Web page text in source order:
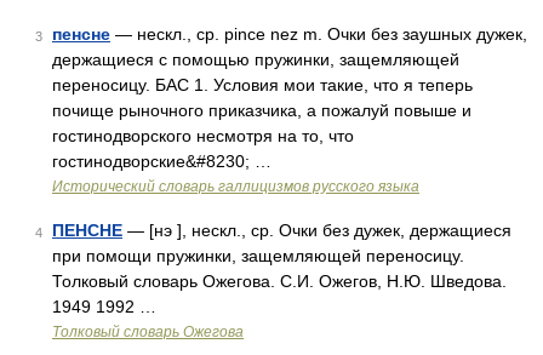
3 пенсне — нескл., ср. pince nez m. Очки без заушных дужек,
держащиеся с помощью пружинки, защемляющей
переносицу. БАС 1. Условия мои такие, что я теперь
почище рыночного приказчика, а пожалуй повыше и
гостинодворского несмотря на то, что
гостинодворские&#8230; …
Исторический словарь галлицизмов русского языка
4 ПЕНСНЕ — [нэ ], нескл., ср. Очки без дужек, держащиеся
при помощи пружинки, защемляющей переносицу.
Толковый словарь Ожегова. С.И. Ожегов, Н.Ю. Шведова.
1949 1992 …
Толковый словарь Ожегова